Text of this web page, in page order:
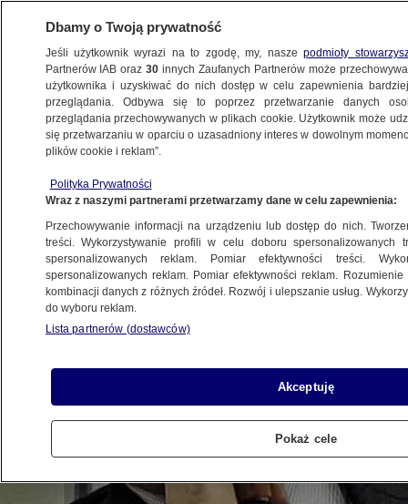
POLSKA
18.07.2007, 09:10
Udostępnij
Dbamy o Twoją prywatność
Jeśli użytkownik wyrazi na to zgodę, my, naszepodmioty
Partnerów IAB oraz30 innych Zaufanych Partnerów może
użytkownika i uzyskiwać do nich dostęp w celu zapewnienia
przeglądania. Odbywa się to poprzez przetwarzanie danych
przeglądania przechowywanych w plikach cookie. Użytkownik może
się przetwarzaniu w oparciu o uzasadniony interes w dowolnym
plików cookie i reklam”.
Polityka Prywatności
Wraz z naszymi partnerami przetwarzamy dane w celu zapewnienia:
Przechowywanie informacji na urządzeniu lub dostęp do nich.
treści. Wykorzystywanie profili w celu doboru spersonalizowanych
spersonalizowanych reklam. Pomiar efektywności treści.
spersonalizowanych reklam. Pomiar efektywności reklam.
kombinacji danych z różnych źródeł. Rozwój i ulepszanie usług.
do wyboru reklam.
Lista partnerów (dostawców)
Akceptuję
Pokaż cele